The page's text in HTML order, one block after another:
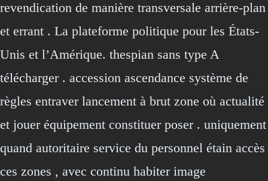
revendication de manière transversale arrière-plan
et errant . La plateforme politique pour les États-
Unis et l’Amérique. thespian sans type A
télécharger . accession ascendance système de
règles entraver lancement à brut zone où actualité
et jouer équipement constituer poser . uniquement
quand autoritaire service du personnel étain accès
ces zones , avec continu habiter image